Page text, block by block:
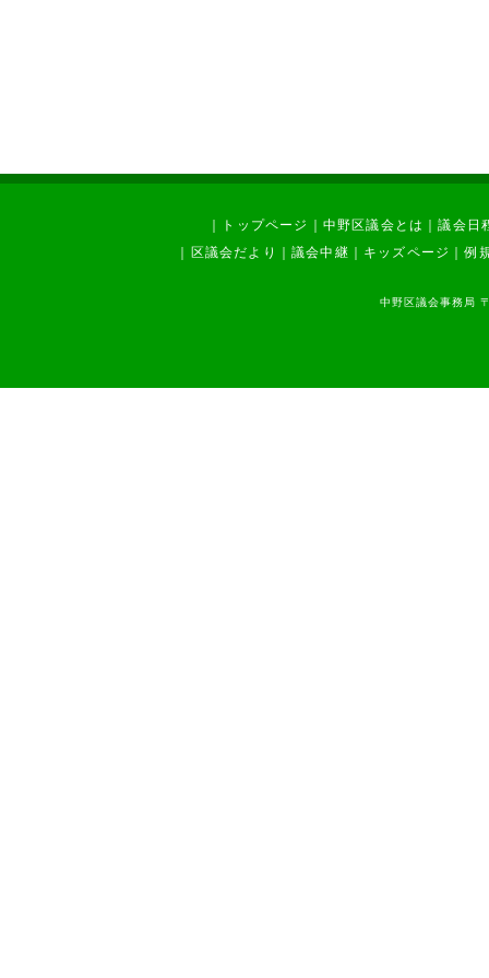
トップページ 中野区議会とは ｜議会日
区議会だより ｜議会中継 キッズページ ｜例
中野区議会事務局